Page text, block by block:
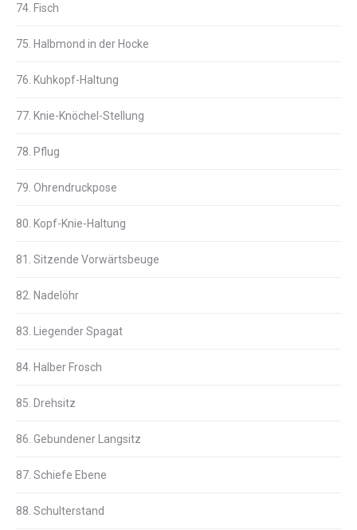
74. Fisch
75. Halbmond in der Hocke
76. Kuhkopf-Haltung
77. Knie-Knöchel-Stellung
78. Pflug
79. Ohrendruckpose
80. Kopf-Knie-Haltung
81. Sitzende Vorwärtsbeuge
82. Nadelöhr
83. Liegender Spagat
84. Halber Frosch
85. Drehsitz
86. Gebundener Langsitz
87. Schiefe Ebene
88. Schulterstand